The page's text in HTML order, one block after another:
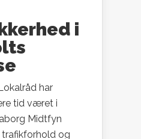
i
har
tid været i
Midtfyn
og